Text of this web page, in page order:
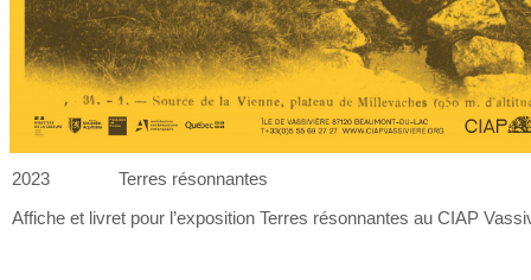
2023
Terres résonnantes
Affiche et livret pour l’exposition Terres résonnantes au CIAP